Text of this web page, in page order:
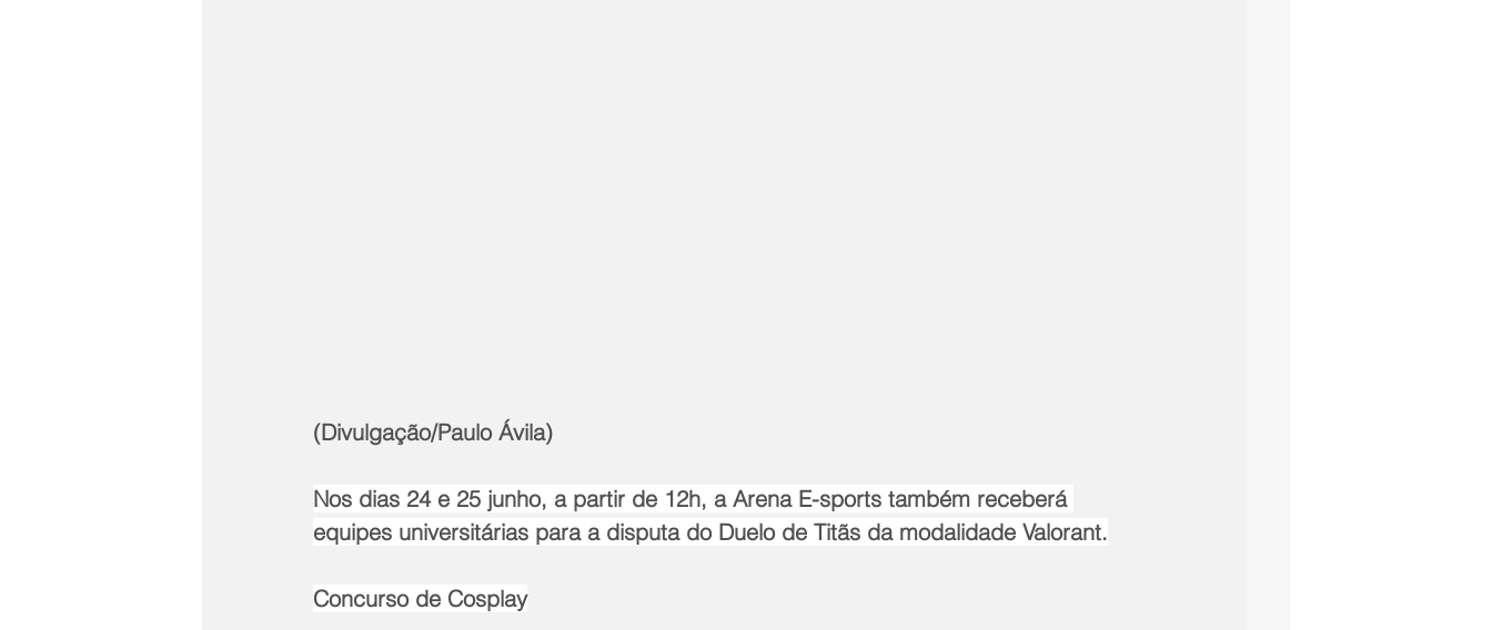
(Divulgação/Paulo Ávila)
Nos dias 24 e 25 junho, a partir de 12h, a Arena E-sports também receberá
equipes universitárias para a disputa do Duelo de Titãs da modalidade Valorant.
Concurso de Cosplay